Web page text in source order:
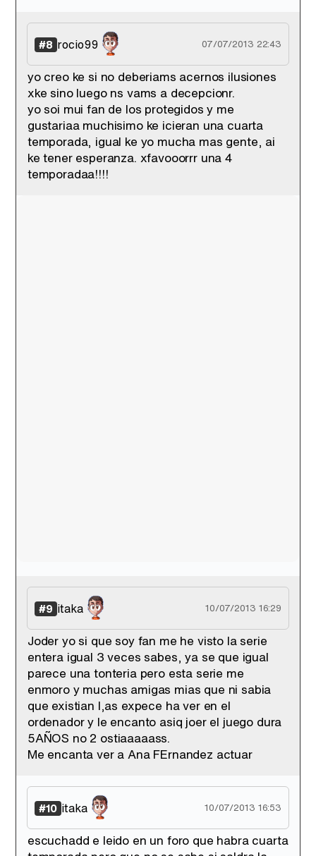
#8 rocio99 07/07/2013 22:43
yo creo ke si no deberiams acernos ilusiones
xke sino luego ns vams a decepcionr.
yo soi mui fan de los protegidos y me
gustariaa muchisimo ke icieran una cuarta
temporada, igual ke yo mucha mas gente, ai
ke tener esperanza. xfavooorrr una 4
temporadaa!!!!
#9 itaka 10/07/2013 16:29
Joder yo si que soy fan me he visto la serie
entera igual 3 veces sabes, ya se que igual
parece una tonteria pero esta serie me
enmoro y muchas amigas mias que ni sabia
que existian l,as expece ha ver en el
ordenador y le encanto asiq joer el juego dura
5AÑOS no 2 ostiaaaaass.
Me encanta ver a Ana FErnandez actuar
#10 itaka 10/07/2013 16:53
escuchadd e leido en un foro que habra cuarta